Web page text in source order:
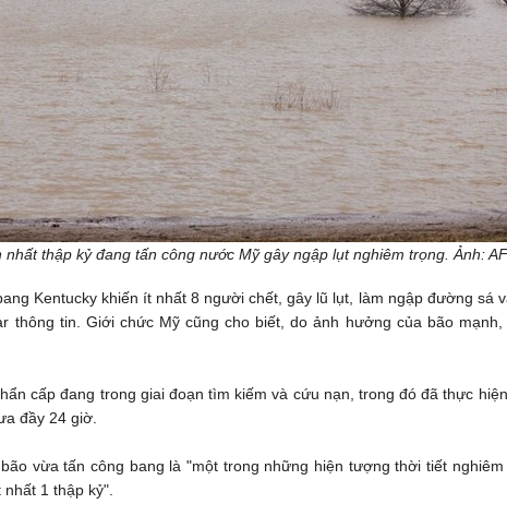
thập kỷ đang tấn công nước Mỹ gây ngập lụt nghiêm trọng. Ảnh:
Kentucky khiến ít nhất 8 người chết, gây lũ lụt, làm ngập đường sá
thông tin. Giới chức Mỹ cũng cho biết, do ảnh hưởng của bão
cấp đang trong giai đoạn tìm kiếm và cứu nạn, trong đó đã thực
đầy 24 giờ.
vừa tấn công bang là "một trong những hiện tượng thời tiết
1 thập kỷ".